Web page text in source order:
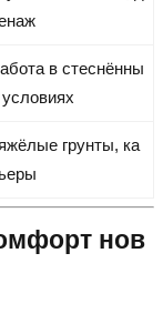
в стеснённы
грунты, ка
нов